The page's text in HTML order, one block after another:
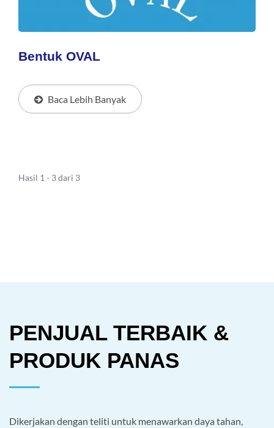
Bentuk OVAL
Baca Lebih Banyak
Hasil 1 - 3 dari 3
PENJUAL TERBAIK &
PRODUK PANAS
Dikerjakan dengan teliti untuk menawarkan daya tahan,